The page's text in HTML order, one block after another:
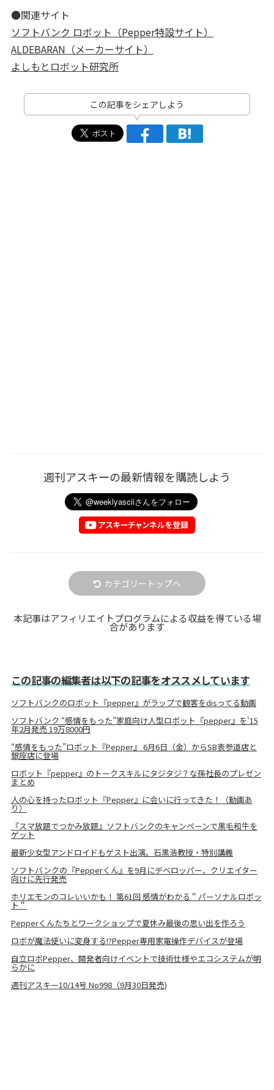
●関連サイト
ソフトバンク ロボット（Pepper特設サイト）
ALDEBARAN（メーカーサイト）
よしもとロボット研究所
この記事をシェアしよう
週刊アスキーの最新情報を購読しよう
カテゴリートップへ
本記事はアフィリエイトプログラムによる収益を得ている場
合があります
この記事の編集者は以下の記事をオススメしています
ソフトバンクのロボット『pepper』がラップで観客をdisってる動画
ソフトバンク “感情をもった”家庭向け人型ロボット『pepper』を'15
年2月発売 19万8000円
“感情をもった”ロボット『Pepper』 6月6日（金）からSB表参道店と
銀座店に登場
ロボット『pepper』のトークスキルにタジタジ？な孫社長のプレゼン
まとめ
人の心を持ったロボット『Pepper』に会いに行ってきた！（動画あ
り）
『スマ放題でつかみ放題』ソフトバンクのキャンペーンで黒毛和牛を
ゲット
最新少女型アンドロイドもゲスト出演。石黒浩教授・特別講義
ソフトバンクの『Pepperくん』を9月にデベロッパー、クリエイター
向けに先行発売
ホリエモンのコレいいかも！ 第61回 感情がわかる＂パーソナルロボッ
ト＂
Pepperくんたちとワークショップで夏休み最後の思い出を作ろう
ロボが魔法使いに変身する!?Pepper専用家電操作デバイスが登場
自立ロボPepper、開発者向けイベントで技術仕様やエコシステムが明
らかに
週刊アスキー10/14号 No998（9月30日発売)